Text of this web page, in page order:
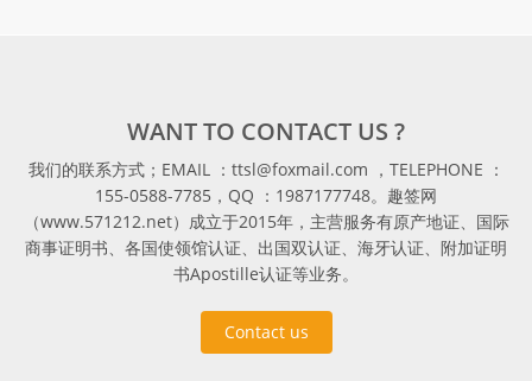
WANT TO CONTACT US ?
我们的联系方式；EMAIL ：ttsl@foxmail.com ，TELEPHONE ：
155-0588-7785，QQ ：1987177748。趣签网
（www.571212.net）成立于2015年，主营服务有原产地证、国际
商事证明书、各国使领馆认证、出国双认证、海牙认证、附加证明
书Apostille认证等业务。
Contact us